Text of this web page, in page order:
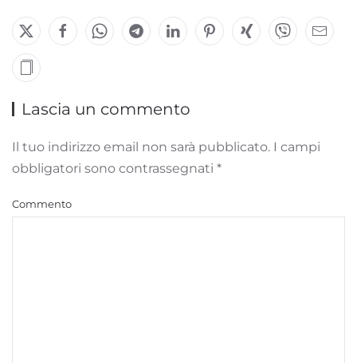
Lascia un commento
Il tuo indirizzo email non sarà pubblicato. I campi
obbligatori sono contrassegnati *
Commento